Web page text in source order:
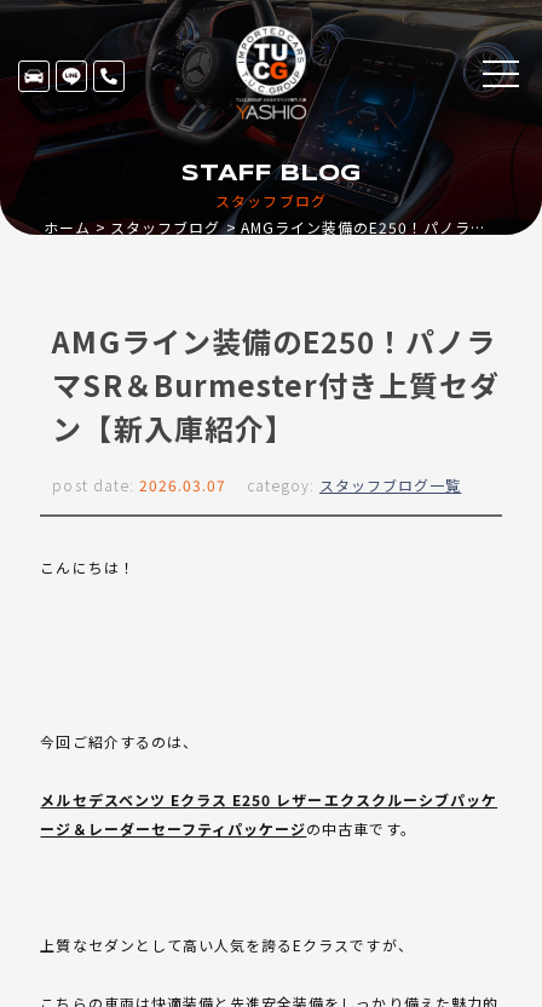
スタッフブログ
STAFF BLOG
ホーム スタッフブログ AMGライン装備のE250！パノラマSR＆Burmester付き上質セダン【新入庫紹介】
AMGライン装備のE250！パノラ
マSR＆Burmester付き上質セダ
ン【新入庫紹介】
post date: 2026.03.07 categoy: スタッフブログ一覧
こんにちは！
今回ご紹介するのは、
メルセデスベンツ Eクラス E250 レザーエクスクルーシブパッケ
ージ＆レーダーセーフティパッケージの中古車です。
上質なセダンとして高い人気を誇るEクラスですが、